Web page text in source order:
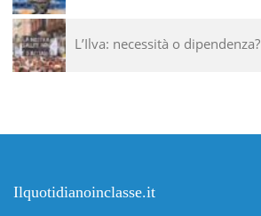
L’Ilva: necessità o dipendenza?
Ilquotidianoinclasse.it